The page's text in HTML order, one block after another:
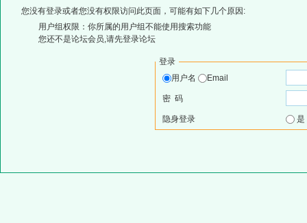
您没有登录或者您没有权限访问此页面，可能有如下几个原因:
用户组权限：你所属的用户组不能使用搜索功能
您还不是论坛会员,请先登录论坛
登录
用户名
Email
密 码
隐身登录